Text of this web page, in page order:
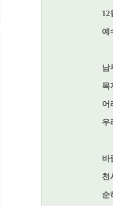
12
예
남
목
어
우
바
천
순